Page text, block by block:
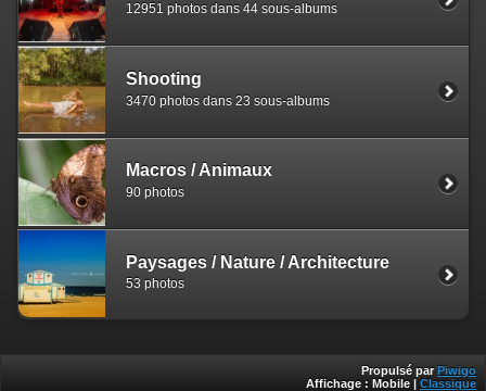
12951 photos dans 44 sous-albums
Shooting
3470 photos dans 23 sous-albums
Macros / Animaux
90 photos
Paysages / Nature / Architecture
53 photos
Propulsé par Piwigo
Affichage : Mobile Classique